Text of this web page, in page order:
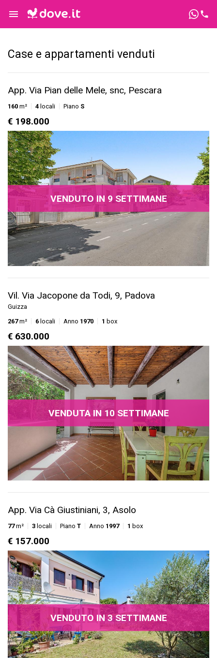
Case e appartamenti venduti
App. Via Pian delle Mele, snc, Pescara
160 m² 4 locali Piano S
€ 198.000
VENDUTO IN 9 SETTIMANE
Vil. Via Jacopone da Todi, 9, Padova
Guizza
267m² 6 locali Anno 1970 1 box
€ 630.000
VENDUTA IN 10 SETTIMANE
App. Via Cà Giustiniani, 3, Asolo
77m² 3 locali Piano T Anno 1997 1 box
€ 157.000
VENDUTO IN 3 SETTIMANE